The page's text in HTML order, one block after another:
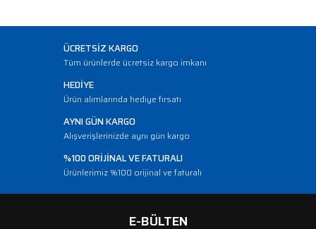
ÜCRETSİZ KARGO
Tüm ürünlerde ücretsiz kargo imkanı
HEDİYE
Ürün alımlarında hediye fırsatı
AYNI GÜN KARGO
Alışverişlerinizde aynı gün kargo
%100 ORİJİNAL VE FATURALI
Ürünlerimiz %100 orijinal ve faturalı
E-BÜLTEN